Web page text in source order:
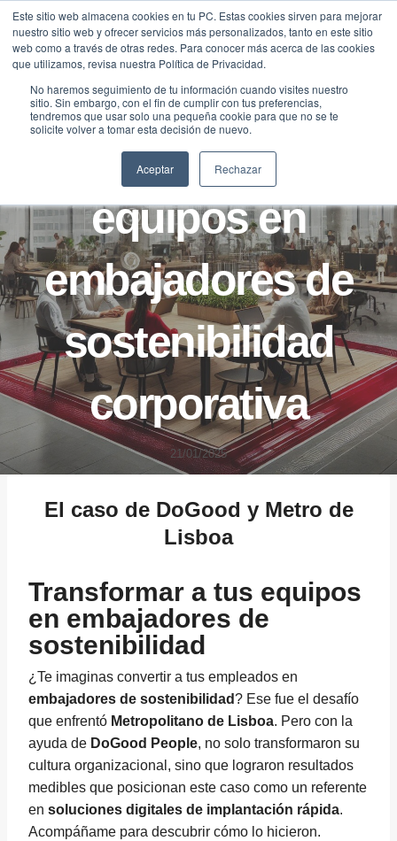
Este sitio web almacena cookies en tu PC. Estas cookies sirven para mejorar
nuestro sitio web y ofrecer servicios más personalizados, tanto en este sitio
web como a través de otras redes. Para conocer más acerca de las cookies
que utilizamos, revisa nuestra Política de Privacidad.
No haremos seguimiento de tu información cuando visites nuestro
sitio. Sin embargo, con el fin de cumplir con tus preferencias,
tendremos que usar solo una pequeña cookie para que no se te
solicite volver a tomar esta decisión de nuevo.
Aceptar Rechazar
Saltar
contenido
CASOS
Transformar a tus
equipos en
embajadores de
sostenibilidad
corporativa
21/01/2025
El caso de DoGood y Metro de
Lisboa
Transformar a tus equipos
en embajadores de
sostenibilidad
¿Te imaginas convertir a tus empleados en
embajadores de sostenibilidad? Ese fue el desafío
que enfrentó Metropolitano de Lisboa. Pero con la
ayuda de DoGood People, no solo transformaron su
cultura organizacional, sino que lograron resultados
medibles que posicionan este caso como un referente
en soluciones digitales de implantación rápida.
Acompáñame para descubrir cómo lo hicieron.
Traducir »